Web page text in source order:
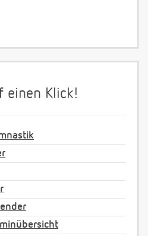
einen Klick!